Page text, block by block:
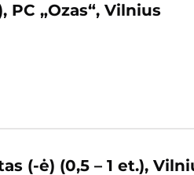
„Ozas“, Vilnius
(-ė) (0,5 – 1 et.),